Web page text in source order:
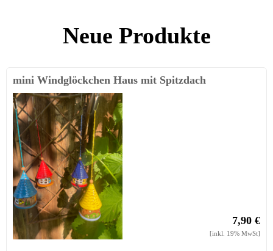
Neue Produkte
mini Windglöckchen Haus mit Spitzdach
7,90 €
[inkl. 19% MwSt]